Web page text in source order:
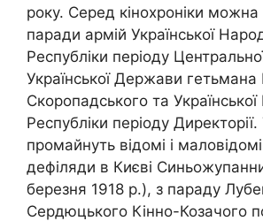
року. Серед кінохроніки можна
паради армій Української
Республіки періоду
Української Держави гетьмана
Скоропадського та
Республіки періоду Директорії.
промайнуть відомі і
дефіляди в Києві
березня 1918 р.), з параду
Сердюцького Кінно-Козачого